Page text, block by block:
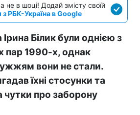
не в шоці! Додай змісту своїй
з РБК-Україна в Google
Ірина Білик були однією з
пар 1990-х, однак
вони не стали.
їхні стосунки та
чутки про заборону